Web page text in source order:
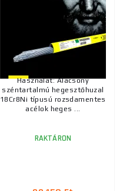
Használat: Alacsony
széntartalmú hegesztőhuzal
18Cr8Ni típusú rozsdamentes
acélok heges ...
RAKTÁRON